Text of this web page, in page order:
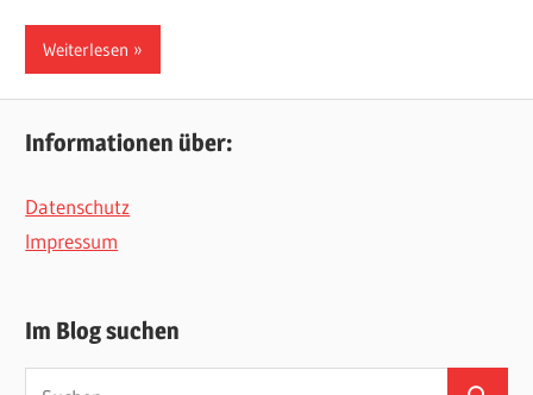
Weiterlesen
Informationen über:
Datenschutz
Impressum
Im Blog suchen